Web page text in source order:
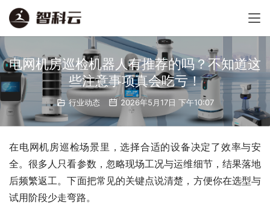
电网机房巡检机器人有推荐的吗？不知道这
些注意事项真会吃亏！
行业动态 2026年5月17日 下午10:07
在电网机房巡检场景里，选择合适的设备决定了效率与安
全。很多人只看参数，忽略现场工况与运维细节，结果落地
后频繁返工。下面把常见的关键点说清楚，方便你在选型与
试用阶段少走弯路。